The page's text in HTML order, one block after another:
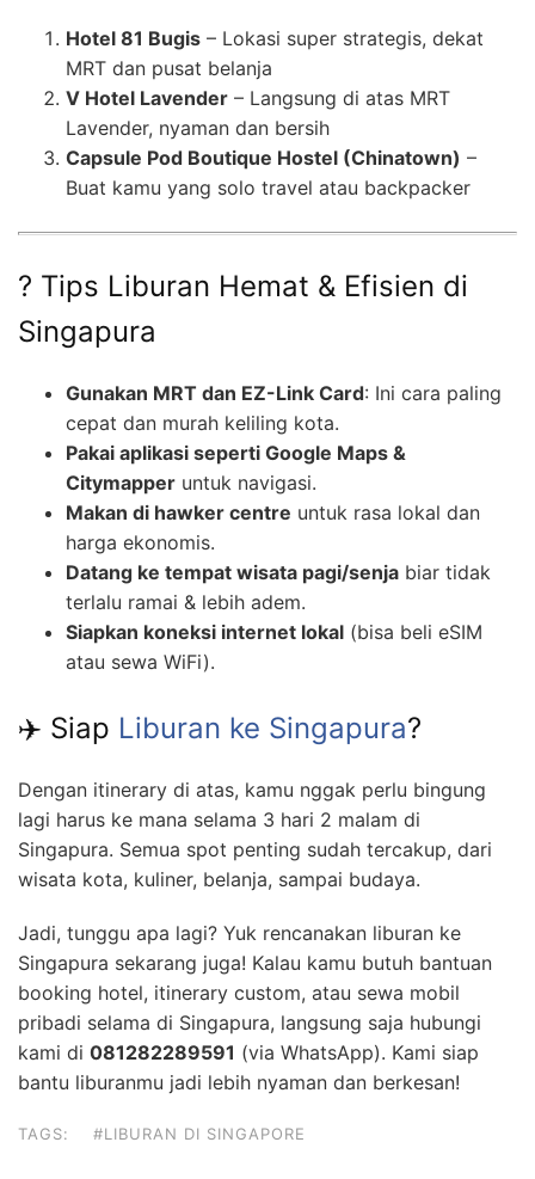
Hotel 81 Bugis – Lokasi super strategis, dekat
MRT dan pusat belanja
V Hotel Lavender – Langsung di atas MRT
Lavender, nyaman dan bersih
Capsule Pod Boutique Hostel (Chinatown) –
Buat kamu yang solo travel atau backpacker
? Tips Liburan Hemat & Efisien di
Singapura
Gunakan MRT dan EZ-Link Card: Ini cara paling
cepat dan murah keliling kota.
Pakai aplikasi seperti Google Maps &
Citymapper untuk navigasi.
Makan di hawker centre untuk rasa lokal dan
harga ekonomis.
Datang ke tempat wisata pagi/senja biar tidak
terlalu ramai & lebih adem.
Siapkan koneksi internet lokal (bisa beli eSIM
atau sewa WiFi).
✈️ Siap Liburan ke Singapura?
Dengan itinerary di atas, kamu nggak perlu bingung
lagi harus ke mana selama 3 hari 2 malam di
Singapura. Semua spot penting sudah tercakup, dari
wisata kota, kuliner, belanja, sampai budaya.
Jadi, tunggu apa lagi? Yuk rencanakan liburan ke
Singapura sekarang juga! Kalau kamu butuh bantuan
booking hotel, itinerary custom, atau sewa mobil
pribadi selama di Singapura, langsung saja hubungi
kami di 081282289591 (via WhatsApp). Kami siap
bantu liburanmu jadi lebih nyaman dan berkesan!
TAGS: #LIBURAN DI SINGAPORE